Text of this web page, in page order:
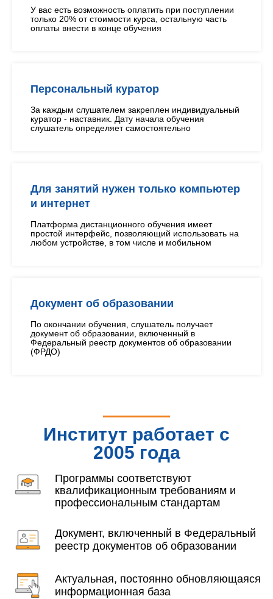
У вас есть возможность оплатить при поступлении
только 20% от стоимости курса, остальную часть
оплаты внести в конце обучения
Персональный куратор
За каждым слушателем закреплен индивидуальный
куратор - наставник. Дату начала обучения
слушатель определяет самостоятельно
Для занятий нужен только компьютер
и интернет
Платформа дистанционного обучения имеет
простой интерфейс, позволяющий использовать на
любом устройстве, в том числе и мобильном
Документ об образовании
По окончании обучения, слушатель получает
документ об образовании, включенный в
Федеральный реестр документов об образовании
(ФРДО)
Институт работает с
2005 года
Программы соответствуют
квалификационным требованиям и
профессиональным стандартам
Документ, включенный в Федеральный
реестр документов об образовании
Актуальная, постоянно обновляющаяся
информационная база